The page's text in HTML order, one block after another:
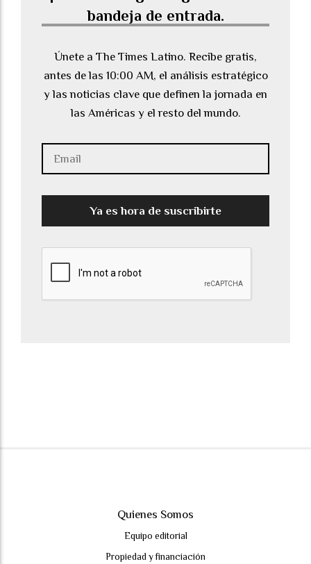
bandeja de entrada.
Únete a The Times Latino. Recibe gratis,
antes de las 10:00 AM, el análisis estratégico
y las noticias clave que definen la jornada en
las Américas y el resto del mundo.
Ya es hora de suscribirte
Quienes Somos
Equipo editorial
Propiedad y financiación